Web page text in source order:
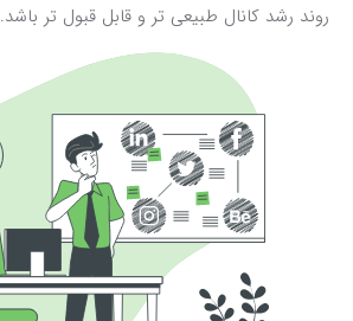
روند رشد کانال طبیعی تر و قابل قبول تر باشد.